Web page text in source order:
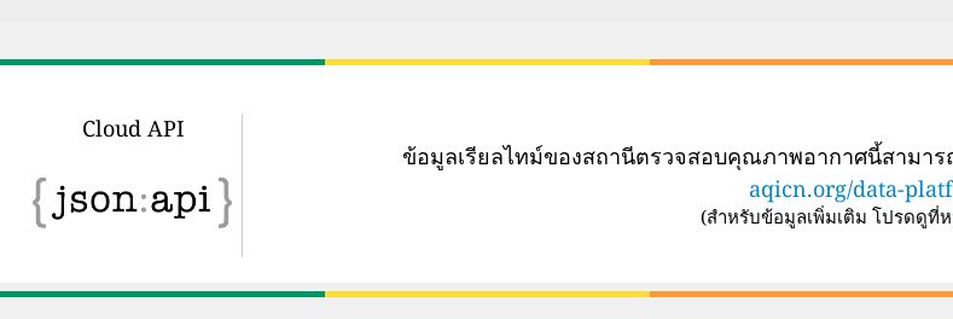
Cloud API
ข้อมูลเรียลไทม์ของสถานีตรวจสอบคุณภาพอากาศนี้สามาร
aqicn.org/data-
(สำหรับข้อมูลเพิ่มเติม โปรดดูที่